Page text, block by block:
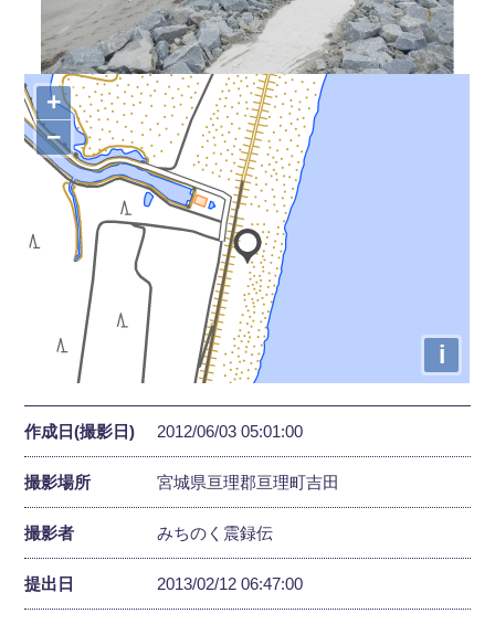
+
−
i
作成日(撮影日) 2012/06/03 05:01:00
撮影場所 宮城県亘理郡亘理町吉田
撮影者 みちのく震録伝
提出日 2013/02/12 06:47:00